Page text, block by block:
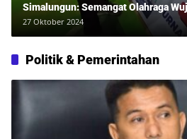
Simalungun: Semangat Olahraga
Sehat Bersama Erwan Rozadi dan
27 Oktober 2024
Politik & Pemerintahan